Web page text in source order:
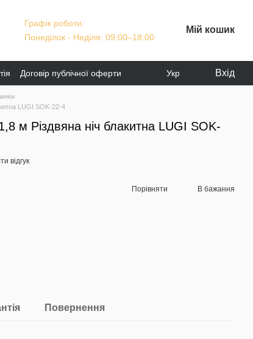
Графік роботи:
Понеділок - Неділя: 09:00–18:00
Мій кошик
Договір публічної оферти
Укр Вхід
LUGI SOK-22-4
м Різдвяна ніч блакитна LUGI SOK-
відгук
Порівняти В бажання
Повернення